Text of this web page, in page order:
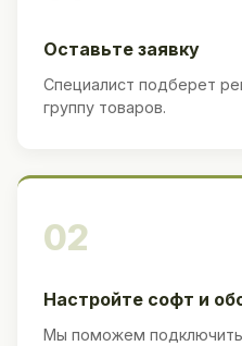
Оставьте заявку
Специалист подберет
группу товаров.
02
Настройте софт и
Мы поможем